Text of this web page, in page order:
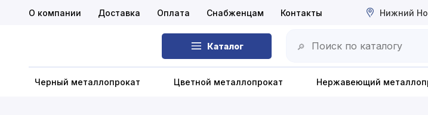
Каталог 🔎
Черный металлопрокат Цветной металлопрокат Нержавеющий
О компании Доставка Оплата Снабженцам Контакты Нижний